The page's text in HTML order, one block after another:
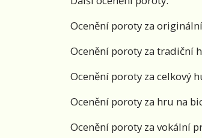
Ocenění poroty za
Ocenění poroty za tradiční
Ocenění poroty za celkový
Ocenění poroty za hru na
Ocenění poroty za vokální